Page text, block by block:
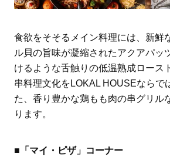
食欲をそそるメイン料理には、新鮮
ル貝の旨味が凝縮されたアクアパッ
けるような舌触りの低温熟成ロース
串料理文化をLOKAL HOUSEならで
た、香り豊かな鶏もも肉の串グリル
ります。
■「マイ・ピザ」コーナー